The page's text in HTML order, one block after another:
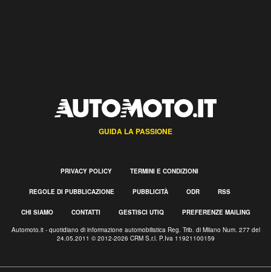
GUIDA LA PASSIONE
PRIVACY POLICY TERMINI E CONDIZIONI
REGOLE DI PUBBLICAZIONE PUBBLICITÀ ODR RSS
CHI SIAMO CONTATTI GESTISCI UTIQ PREFERENZE MAILING
Automoto.it - quotidiano di informazione automobilistica Reg. Trib. di Milano Num. 277 del
24.05.2011 © 2012-2026 CRM S.r.l. P.Iva 11921100159